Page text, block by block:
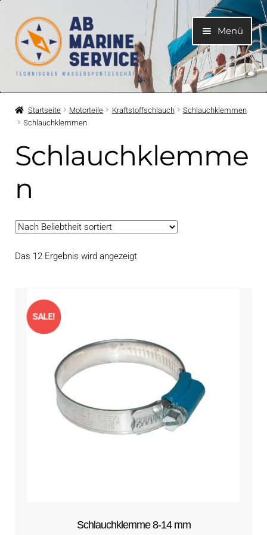
Zur
Navigation
springen
Zum
Inhalt
springen
Menü
Home
Motoren
Motorteile
Bootelektrik
Kühlsystem
Technikblog
Startseite Motorteile Kraftstoffschlauch
Schlauchklemmen
Schlauchklemmen
Schlauchklemme
n
Das 12 Ergebnis wird angezeigtNach
Schlauchklemme 8-14 mm
SALE!